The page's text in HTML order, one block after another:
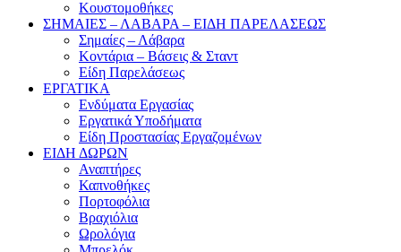
Κουστομοθήκες
ΣΗΜΑΙΕΣ – ΛΑΒΑΡΑ – ΕΙΔΗ ΠΑΡΕΛΑΣΕΩΣ
Σημαίες – Λάβαρα
Κοντάρια – Βάσεις & Σταντ
Είδη Παρελάσεως
ΕΡΓΑΤΙΚΑ
Ενδύματα Εργασίας
Εργατικά Υποδήματα
Είδη Προστασίας Εργαζομένων
ΕΙΔΗ ΔΩΡΩΝ
Αναπτήρες
Καπνοθήκες
Πορτοφόλια
Βραχιόλια
Ωρολόγια